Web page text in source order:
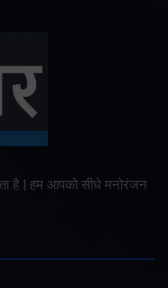
है | हम आपको सीधे मनोरंजन